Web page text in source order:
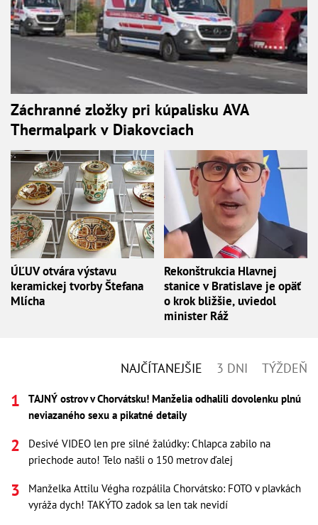
Záchranné zložky pri kúpalisku AVA
Thermalpark v Diakovciach
ÚĽUV otvára výstavu
keramickej tvorby Štefana
Mlícha
Rekonštrukcia Hlavnej
stanice v Bratislave je opäť
o krok bližšie, uviedol
minister Ráž
NAJČÍTANEJŠIE 3 DNI TÝŽDEŇ
TAJNÝ ostrov v Chorvátsku! Manželia odhalili dovolenku plnú
neviazaného sexu a pikatné detaily
Desivé VIDEO len pre silné žalúdky: Chlapca zabilo na
priechode auto! Telo našli o 150 metrov ďalej
Manželka Attilu Végha rozpálila Chorvátsko: FOTO v plavkách
vyráža dych! TAKÝTO zadok sa len tak nevidí